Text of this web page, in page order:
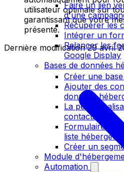
Faire un lien
d'une
Récupérer les
Intégrer un
Relancer les
Google Display
Bases de données
Créer une
Ajouter des
données
La
contacts
Formulaires
liste hébergée
Créer un
Module
Automation
utilisateur optimale sur
garantissant que votre
présenté.
Dernière modification29 avril